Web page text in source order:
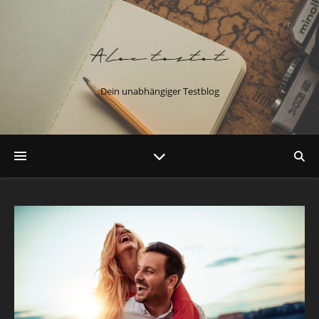
Dein unabhängiger Testblog